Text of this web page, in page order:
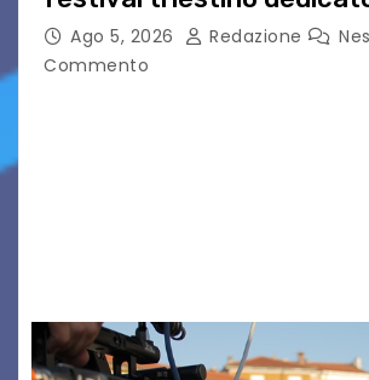
Springsteen
Ago 5, 2026 Redazione
Commento